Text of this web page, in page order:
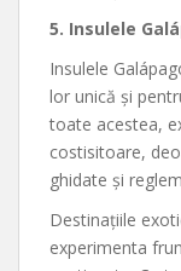
5. Insulele
Insulele
lor unică și
toate acestea,
costisitoare,
ghidate și
Destinațiile
experimenta